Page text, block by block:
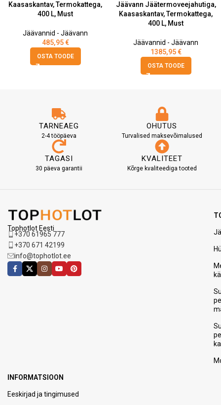
Kaasaskantav, Termokattega,
400 L, Must
Jäävannid - Jäävann
485,95€
OSTA TOODE
Jäävann Jäätermoveejahutiga,
Kaasaskantav, Termokattega,
400 L, Must
Jäävannid - Jäävann
1385,95€
OSTA TOODE
TARNEAEG
2-4 tööpäeva
OHUTUS
Turvalised maksevõimalused
TAGASI
30 päeva garantii
KVALITEET
Kõrge kvaliteediga tooted
Tophotlot Eesti
+370 61965 777
+370 671 42199
info@tophotlot.ee
INFORMATSIOON
Eeskirjad ja tingimused